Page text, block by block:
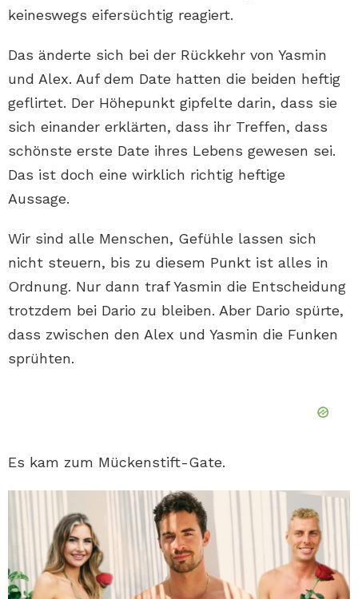
keineswegs eifersüchtig reagiert.
Das änderte sich bei der Rückkehr von Yasmin
und Alex. Auf dem Date hatten die beiden heftig
geflirtet. Der Höhepunkt gipfelte darin, dass sie
sich einander erklärten, dass ihr Treffen, dass
schönste erste Date ihres Lebens gewesen sei.
Das ist doch eine wirklich richtig heftige
Aussage.
Wir sind alle Menschen, Gefühle lassen sich
nicht steuern, bis zu diesem Punkt ist alles in
Ordnung. Nur dann traf Yasmin die Entscheidung
trotzdem bei Dario zu bleiben. Aber Dario spürte,
dass zwischen den Alex und Yasmin die Funken
sprühten.
Es kam zum Mückenstift-Gate.